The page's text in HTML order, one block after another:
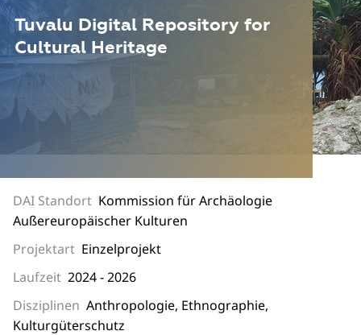
Tuvalu Digital Repository for
Cultural Heritage
DAI Standort Kommission für Archäologie
Außereuropäischer Kulturen
Projektart Einzelprojekt
Laufzeit 2024 - 2026
Disziplinen Anthropologie, Ethnographie,
Kulturgüterschutz